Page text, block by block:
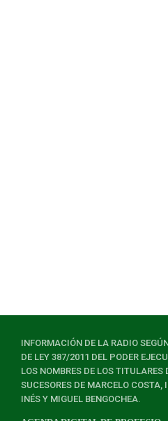
INFORMACIÓN DE LA RADIO
DE LEY 387/2011 DEL PODER
LOS NOMBRES DE LOS TITULARES
SUCESORES DE MARCELO COSTA,
INÉS Y MIGUEL BENGOCHEA.